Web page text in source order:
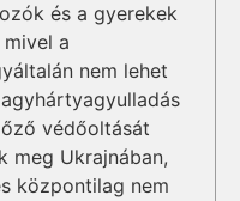
és a gyerekek
a
nem lehet
védőoltását
meg Ukrajnában,
központilag nem